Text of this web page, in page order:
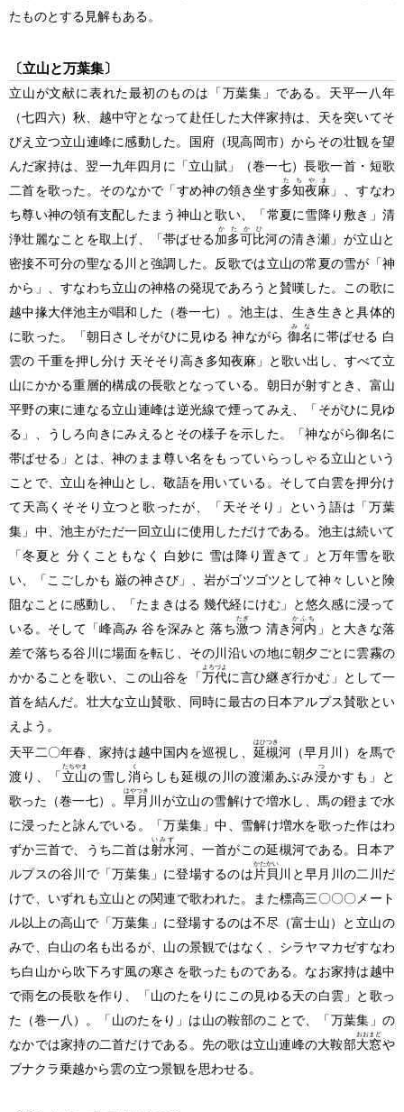
たものとする見解もある。
〔立山と万葉集〕
立山が文献に表れた最初のものは「万葉集」である。天平一八年
（七四六） 秋、越中守となって赴任した大伴家持は、天を突いてそ
びえ立つ立山連峰に感動した。国府 （現高岡市） からその壮観を望
んだ家持は、翌一九年四月に「立山賦」
（巻一七） 長歌一首・短歌
二首を歌った。そのなかで「すめ神の領き坐す多知夜麻
たちやま
」、すなわ
ち尊い神の領有支配したまう神山と歌い、「常夏に雪降り敷き」清
浄壮麗なことを取上げ、「帯ばせる加多可比
かたかひ
河の清き瀬」が立山と
密接不可分の聖なる川と強調した。反歌では立山の常夏の雪が「神
から」、すなわち立山の神格の発現であろうと賛嘆した。この歌に
越中掾大伴池主が唱和した （巻一七）
。池主は、生き生きと具体的
に歌った。「朝日さしそがひに見ゆる 神ながら 御名
みな
に帯ばせる 白
雲の 千重を押し分け 天そそり高き多知夜麻」と歌い出し、すべて立
山にかかる重層的構成の長歌となっている。朝日が射すとき、富山
平野の東に連なる立山連峰は逆光線で煙ってみえ、「そがひに見ゆ
る」、うしろ向きにみえるとその様子を示した。「神ながら御名に
帯ばせる」とは、神のまま尊い名をもっていらっしゃる立山という
ことで、立山を神山とし、敬語を用いている。そして白雲を押分け
て天高くそそり立つと歌ったが、「天そそり」という語は「万葉
集」中、池主がただ一回立山に使用しただけである。池主は続いて
「冬夏と 分くこともなく 白妙に 雪は降り置きて」と万年雪を歌
い、「こごしかも 巌の神さび」、岩がゴツゴツとして神々しいと険
阻なことに感動し、「たまきはる 幾代経にけむ」と悠久感に浸って
いる。そして「峰高み 谷を深みと 落ち激
たぎ
つ 清き河内
かふち
」と大きな落
差で落ちる谷川に場面を転じ、その川沿いの地に朝夕ごとに雲霧の
かかることを歌い、この山谷を「万代
よろづよ
に言ひ継ぎ行かむ」として一
首を結んだ。壮大な立山賛歌、同時に最古の日本アルプス賛歌とい
えよう。
天平二〇年春、家持は越中国内を巡視し、 延槻
はひつき
河 （早月川） を馬で
渡り、「 立山
たちやま
の雪し消
く
らしも延槻の川の渡瀬あぶみ浸
つ
かすも」と
歌った （巻一七） 。 早月
はやつき
川が立山の雪解けで増水し、馬の鐙まで水
に浸ったと詠んでいる。「万葉集」中、雪解け増水を歌った作はわ
ずか三首で、うち二首は射水
いみず
河、一首がこの延槻河である。日本ア
ルプスの谷川で「万葉集」に登場するのは片貝
かたかい
川と早月川の二川だ
けで、いずれも立山との関連で歌われた。また標高三〇〇〇メート
ル以上の高山で「万葉集」に登場するのは不尽 （富士山）
と立山の
みで、白山の名も出るが、山の景観ではなく、シラヤマカゼすなわ
ち白山から吹下ろす風の寒さを歌ったものである。なお家持は越中
で雨乞の長歌を作り、「山のたをりにこの見ゆる天の白雲」と歌っ
た （巻一八）
。「山のたをり」は山の鞍部のことで、「万葉集」の
なかでは家持の二首だけである。先の歌は立山連峰の大鞍部大窓
おおまど
や
ブナクラ乗越から雲の立つ景観を思わせる。